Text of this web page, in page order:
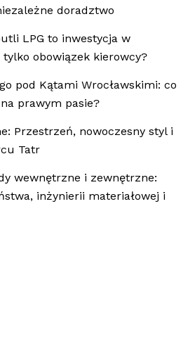
doradztwo
LPG to inwestycja w
obowiązek kierowcy?
pod Kątami Wrocławskimi: co
prawym pasie?
Przestrzeń, nowoczesny styl i
Tatr
wewnętrzne i zewnętrzne:
inżynierii materiałowej i